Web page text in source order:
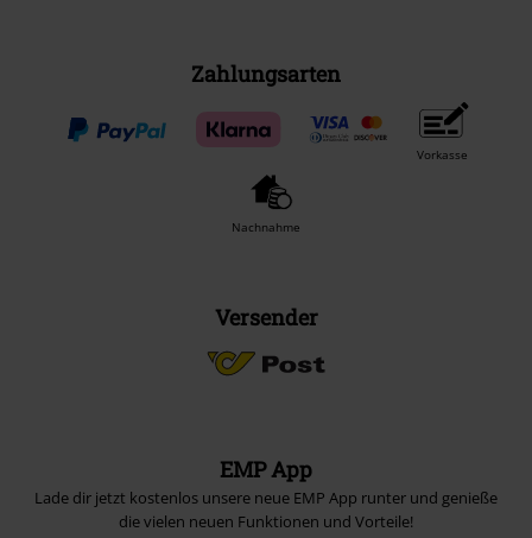
Zahlungsarten
Vorkasse
Nachnahme
Versender
EMP App
Lade dir jetzt kostenlos unsere neue EMP App runter und genieße
die vielen neuen Funktionen und Vorteile!